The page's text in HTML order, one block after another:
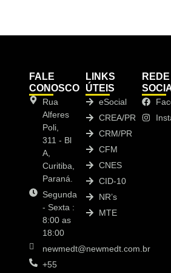
FALE
CONOSCO
Rua
Alferes
Poli,
311 - Bl
A,
Curitiba,
Paraná.
Segunda
- Sexta :
8:00 as
18:00
newmedt@newmedt.com.br
+55
LINKS
ÚTEIS
eSocial
CREA/PR
CRM/PR
CFM
CNES
CID-10
NR’s
MTE
REDE